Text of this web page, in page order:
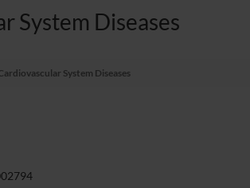
System Diseases
System Diseases